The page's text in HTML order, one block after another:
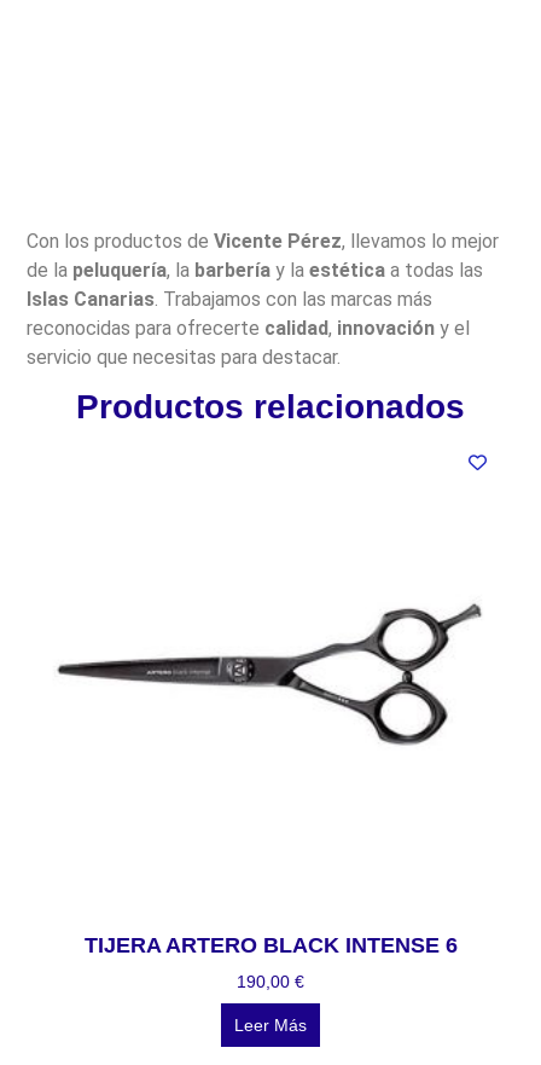
Con los productos deVicente Pérez, llevamos lo mejor
de la peluquería, la barbería y laestética a todas las
Islas Canarias . Trabajamos con las marcas más
reconocidas para ofrecerte calidad, innovación y el
servicio que necesitas para destacar.
Productos relacionados
TIJERA ARTERO BLACK INTENSE 6
190,00 €
Leer Más